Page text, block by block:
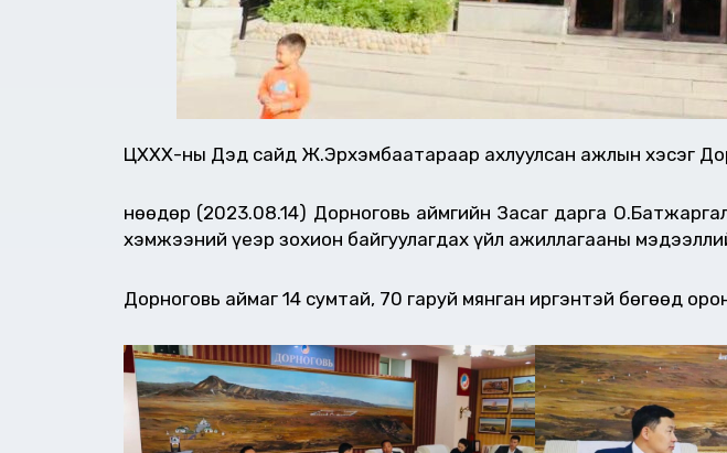
ЦХХХ-ны Дэд сайд Ж.Эрхэмбаатараар ахлуулсан ажлын хэсэг
Өнөөдөр (2023.08.14) Дорноговь аймгийн Засаг дарга
хэмжээний үеэр зохион байгуулагдах үйл ажиллагааны
Дорноговь аймаг 14 сумтай, 70 гаруй мянган иргэнтэй бөгөөд